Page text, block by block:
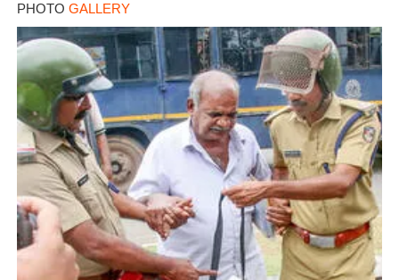
PHOTO GALLERY